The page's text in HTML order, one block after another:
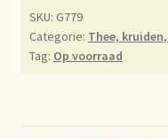
Expédition et livraison
SKU: G779
Categorie: Thee,
Tag: Op voorraad